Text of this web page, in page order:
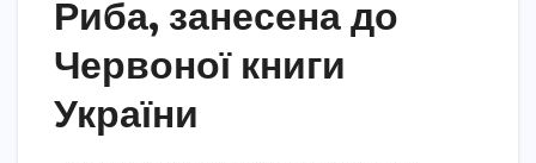
Риба, занесена до
Червоної книги
України